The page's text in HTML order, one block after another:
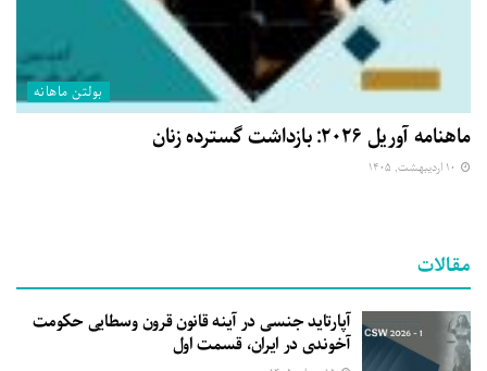
بولتن ماهانه
ماهنامه آوریل ۲۰۲۶: بازداشت گسترده زنان
مقالات
آپارتاید جنسی در آینه قانون قرون وسطایی حکومت
آخوندی در ایران، قسمت اول